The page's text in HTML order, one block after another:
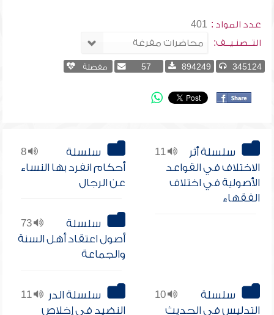
عدد المواد : 401
التــصنـيــف:
345124
894249
57 مفضلة
11
سلسلة أثر
الاختلاف في القواعد
الأصولية في اختلاف
الفقهاء
8
سلسلة
أحكام انفرد بها النساء
عن الرجال
73
سلسلة
أصول اعتقاد أهل السنة
والجماعة
10
سلسلة
التدليس في الحديث
11
سلسلة الدر
النضيد في إخلاص